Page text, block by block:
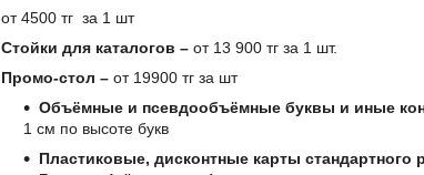
от 4500 тг за 1 шт
Стойки для каталогов – от 13 900 тг за 1 шт.
Промо-стол – от 19900 тг за шт
Объёмные и псевдообъёмные буквы и иные
1 см по высоте букв
Пластиковые, дисконтные карты стандартного